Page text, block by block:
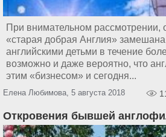
При внимательном рассмотрении,
«старая добрая Англия»
английскими детьми в течение
возможно и даже вероятно, что
этим «бизнесом» и сегодня...
Елена Любимова, 5 августа 2018
Откровения бывшей